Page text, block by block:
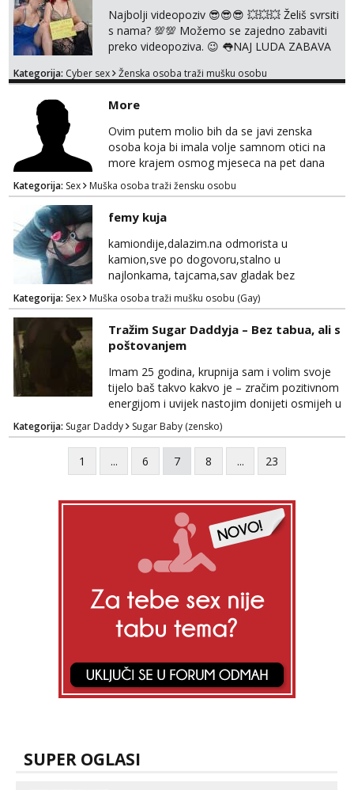
kod jedne djevojke. U proteklih 5 godina
snimila sam preko 600 videouradaka. Malo je
reći da sam PR...
Najbolji videopoziv 😎😎😎 💥💥💥 Želiš svrsiti
s nama? 💯💯 Možemo se zajedno zabaviti
preko videopoziva. 😉 👅NAJ LUDA ZABAVA
pošalji poruku na Whatsapp, Telegram ili
možeš me vidjeti na videopozivu. 😉
091/912-3322 ❌NE RADIMO NIŠTA UŽIVO❌
Kategorija: Cyber sex Ženska osoba traži mušku osobu
More
Ovim putem molio bih da se javi zenska
osoba koja bi imala volje samnom otici na
more krajem osmog mjeseca na pet dana
netrazim nista intimno cisto druženje da
nisam sam ,imam 39 godina crna kosa 170
visok 80 kg zagrebačka županija 0919121728
WhatsApp Viber ili mail merkej86@gmail.com
Kategorija: Sex Muška osoba traži žensku osobu
femy kuja
kamiondije,dalazim.na odmorista u
kamion,sve po dogovoru,stalno u
najlonkama, tajcama,sav gladak bez
dlaka,spermu obozavam,sve po dog
Kategorija: Sex Muška osoba traži mušku osobu (Gay)
Tražim Sugar Daddyja – Bez tabua, ali s
poštovanjem
Imam 25 godina, krupnija sam i volim svoje
tijelo baš takvo kakvo je – zračim pozitivnom
energijom i uvijek nastojim donijeti osmijeh u
nečiji dan. Tražim zrelu, galantnu osobu za
ugodno, opušteno i uzajamno korisno
druženje – bez lažnih obećanja i s puno
iskrenosti. Nisam prostitutka, niti želim biti –
na međusobnom poštovanju, povjerenju i
Kategorija: Sugar Daddy Sugar Baby (zensko)
1 ... 6 7 8 ... 23
SUPER OGLASI